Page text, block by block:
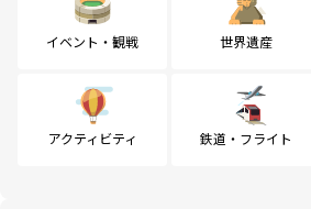
イベント・観戦 世界遺産
アクティビティ 鉄道・フライト